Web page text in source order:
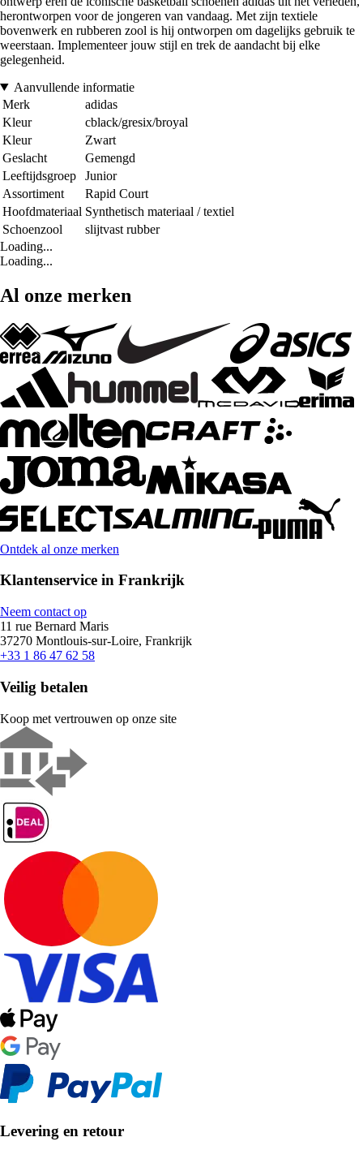
herontworpen voor de jongeren van vandaag. Met zijn textiele
bovenwerk en rubberen zool is hij ontworpen om dagelijks gebruik te
weerstaan. Implementeer jouw stijl en trek de aandacht bij elke
gelegenheid.
Aanvullende informatie
Merk
adidas
Kleur
cblack/gresix/broyal
Kleur
Zwart
Geslacht
Gemengd
Leeftijdsgroep
Junior
Assortiment
Rapid Court
Hoofdmateriaal Synthetisch materiaal / textiel
Schoenzool
slijtvast rubber
Loading...
Loading...
Al onze merken
Ontdek al onze merken
Klantenservice in Frankrijk
Neem contact op
11 rue Bernard Maris
37270 Montlouis-sur-Loire, Frankrijk
+33 1 86 47 62 58
Veilig betalen
Koop met vertrouwen op onze site
Levering en retour